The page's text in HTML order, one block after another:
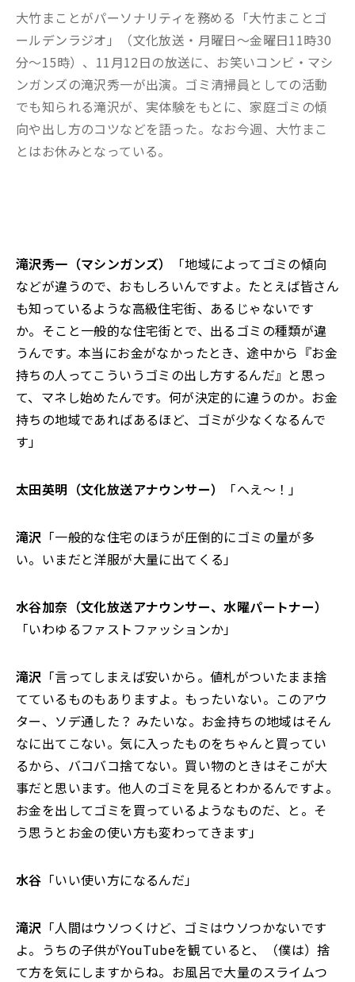
大竹まことがパーソナリティを務める「大竹まことゴ
ールデンラジオ」（文化放送・月曜日～金曜日11時30
分～15時）、11月12日の放送に、お笑いコンビ・マシ
ンガンズの滝沢秀一が出演。ゴミ清掃員としての活動
でも知られる滝沢が、実体験をもとに、家庭ゴミの傾
向や出し方のコツなどを語った。なお今週、大竹まこ
とはお休みとなっている。
滝沢秀一（マシンガンズ）
「地域によってゴミの傾向
などが違うので、おもしろいんですよ。たとえば皆さん
も知っているような高級住宅街、あるじゃないです
か。そこと一般的な住宅街とで、出るゴミの種類が違
うんです。本当にお金がなかったとき、途中から『お金
持ちの人ってこういうゴミの出し方するんだ』と思っ
て、マネし始めたんです。何が決定的に違うのか。お金
持ちの地域であればあるほど、ゴミが少なくなるんで
す」
太田英明（文化放送アナウンサー） 「へえ～！」
滝沢 「一般的な住宅のほうが圧倒的にゴミの量が多
い。いまだと洋服が大量に出てくる」
水谷加奈（文化放送アナウンサー、水曜パートナー）
「いわゆるファストファッションか」
滝沢 「言ってしまえば安いから。値札がついたまま捨
てているものもありますよ。もったいない。このアウ
ター、ソデ通した？ みたいな。お金持ちの地域はそん
なに出てこない。気に入ったものをちゃんと買ってい
るから、バコバコ捨てない。買い物のときはそこが大
事だと思います。他人のゴミを見るとわかるんですよ。
お金を出してゴミを買っているようなものだ、と。そ
う思うとお金の使い方も変わってきます」
水谷 「いい使い方になるんだ」
滝沢 「人間はウソつくけど、ゴミはウソつかないです
よ。うちの子供がYouTubeを観ていると、（僕は）捨
て方を気にしますからね。お風呂で大量のスライムつ